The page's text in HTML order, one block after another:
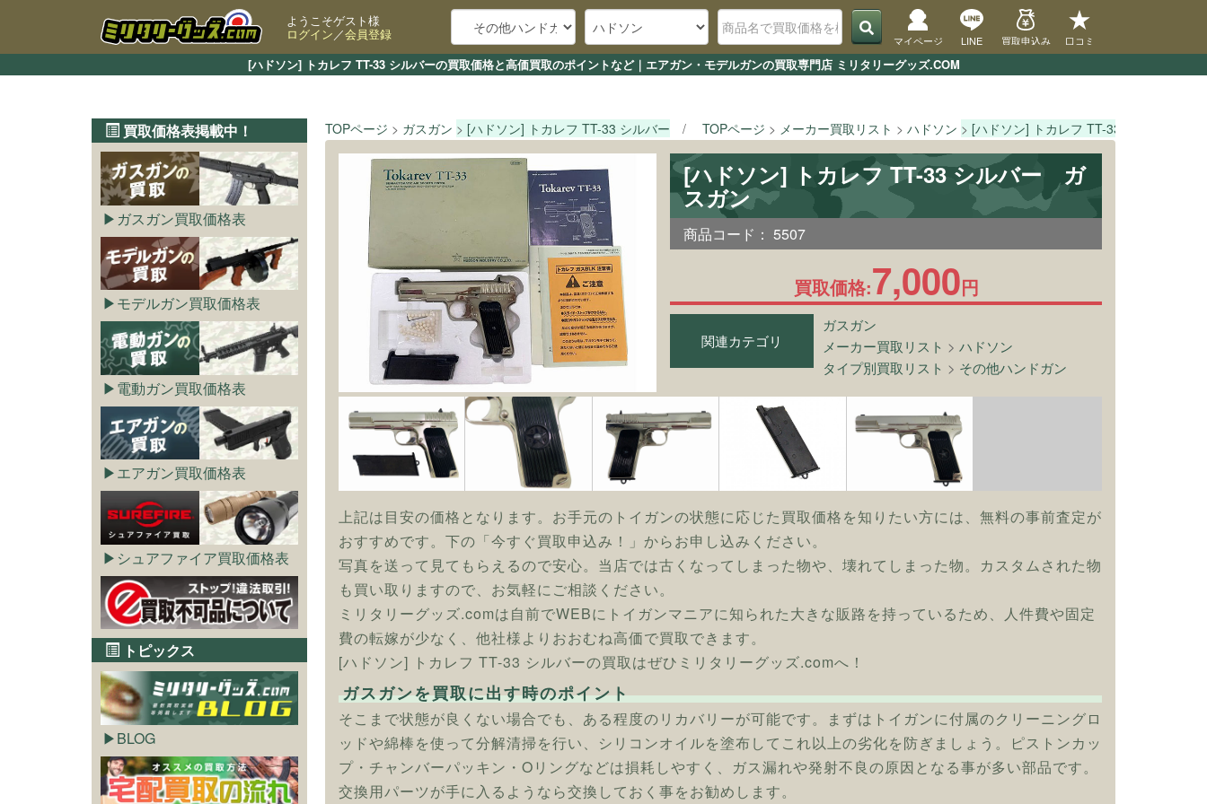
[ハドソン] トカレフ TT-33 シルバーの買取価格と高価買取のポイントなど｜エアガン・モデルガンの買取専門店 ミリタリーグッズ.COM
ようこそゲスト様
ログイン／会員登録 マイページ LINE 買取申込み 口コミ
TOPページ ガスガン [ハドソン] トカレフ TT-33 シルバー TOPページ メーカー買取リスト ハドソン [ハドソン] トカレフ TT-33 シルバー
[ハドソン] トカレフ TT-33 シルバー ガ
スガン
商品コード： 5507
買取価格:7,000円
関連カテゴリ
ガスガン
メーカー買取リスト >ハドソン
タイプ別買取リスト > その他ハンドガン
上記は目安の価格となります。お手元のトイガンの状態に応じた買取価格を知りたい方には、無料の事前査定が
おすすめです。下の「今すぐ買取申込み！」からお申し込みください。
写真を送って見てもらえるので安心。当店では古くなってしまった物や、壊れてしまった物。カスタムされた物
も買い取りますので、お気軽にご相談ください。
ミリタリーグッズ.comは自前でWEBにトイガンマニアに知られた大きな販路を持っているため、人件費や固定
費の転嫁が少なく、他社様よりおおむね高価で買取できます。
[ハドソン] トカレフ TT-33 シルバーの買取はぜひミリタリーグッズ.comへ！
ガスガンを買取に出す時のポイント
そこまで状態が良くない場合でも、ある程度のリカバリーが可能です。まずはトイガンに付属のクリーニングロ
ッドや綿棒を使って分解清掃を行い、シリコンオイルを塗布してこれ以上の劣化を防ぎましょう。ピストンカッ
プ・チャンバーパッキン・Oリングなどは損耗しやすく、ガス漏れや発射不良の原因となる事が多い部品です。
交換用パーツが手に入るようなら交換しておく事をお勧めします。
買取価格表掲載中！
ガスガン買取価格表
モデルガン買取価格表
電動ガン買取価格表
エアガン買取価格表
シュアファイア買取価格表
トピックス
BLOG